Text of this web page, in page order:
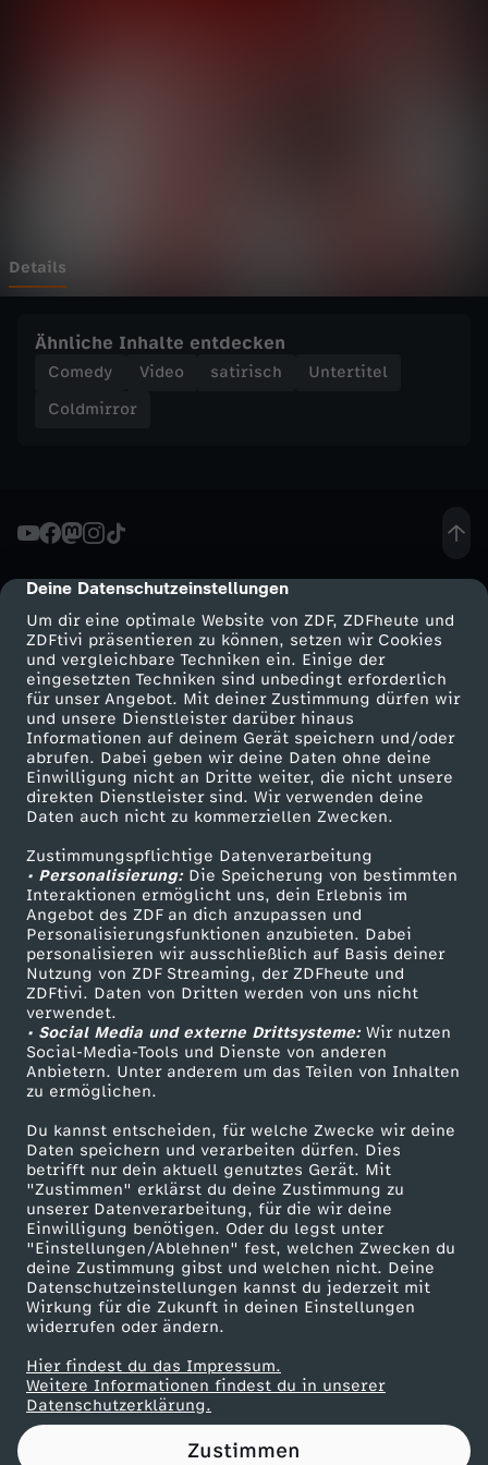
cmp-dialog-description
Deine Datenschutzeinstellungen
Um dir eine optimale Website von ZDF, ZDFheute und
ZDFtivi präsentieren zu können, setzen wir Cookies
und vergleichbare Techniken ein. Einige der
eingesetzten Techniken sind unbedingt erforderlich
für unser Angebot. Mit deiner Zustimmung dürfen wir
und unsere Dienstleister darüber hinaus
Informationen auf deinem Gerät speichern und/oder
abrufen. Dabei geben wir deine Daten ohne deine
Einwilligung nicht an Dritte weiter, die nicht unsere
direkten Dienstleister sind. Wir verwenden deine
Daten auch nicht zu kommerziellen Zwecken.
Zustimmungspflichtige Datenverarbeitung
• Personalisierung:Die Speicherung von bestimmten
Interaktionen ermöglicht uns, dein Erlebnis im
Angebot des ZDF an dich anzupassen und
Personalisierungsfunktionen anzubieten. Dabei
personalisieren wir ausschließlich auf Basis deiner
Nutzung von ZDF Streaming, der ZDFheute und
ZDFtivi. Daten von Dritten werden von uns nicht
verwendet.
• Social Media und externe Drittsysteme:Wir nutzen
Social-Media-Tools und Dienste von anderen
Anbietern. Unter anderem um das Teilen von Inhalten
zu ermöglichen.
Du kannst entscheiden, für welche Zwecke wir deine
Daten speichern und verarbeiten dürfen. Dies
betrifft nur dein aktuell genutztes Gerät. Mit
"Zustimmen" erklärst du deine Zustimmung zu
unserer Datenverarbeitung, für die wir deine
Einwilligung benötigen. Oder du legst unter
"Einstellungen/Ablehnen" fest, welchen Zwecken du
deine Zustimmung gibst und welchen nicht. Deine
Datenschutzeinstellungen kannst du jederzeit mit
Wirkung für die Zukunft in deinen Einstellungen
widerrufen oder ändern.
Hier findest du das Impressum.
Weitere Informationen findest du in unserer
Datenschutzerklärung.
Zustimmen
a
p
a
s
c
h
l
a
m
p
e
n
#
3
6
-
D
a
s
v
e
Details
Ähnliche Inhalte entdecken
Comedy Video satirisch
Untertitel
Coldmirror
Mehr ZDF
ZDF-Apps
Smart TV
ZDFtext
Livestreams
Sendungen A-Z
TV-Programm
Service
ZDFmitreden
Kontakt zum ZDF
Tickets
Zuschauerservice
Hilfe
ZDF Unternehmen
Karriere
ZDF goes Schule
Werbefernsehen
Mainzelmännchen
Partner